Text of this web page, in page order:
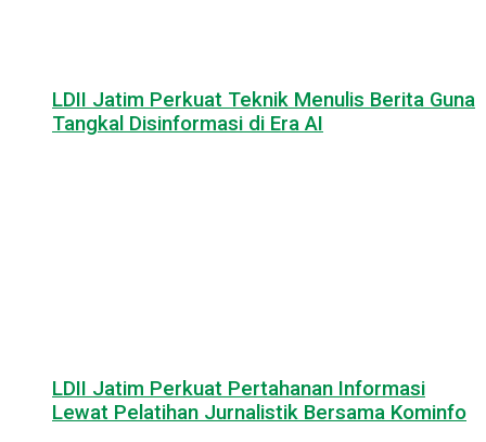
LDII Jatim Perkuat Teknik Menulis Berita Guna
Tangkal Disinformasi di Era AI
LDII Jatim Perkuat Pertahanan Informasi
Lewat Pelatihan Jurnalistik Bersama Kominfo